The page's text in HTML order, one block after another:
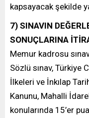
kapsayacak şekilde
7) SINAVIN
SONUÇLARINA
Memur kadrosu
Sözlü sınav, Türkiye
İlkeleri ve İnkılap
Kanunu, Mahalli
konularında 15’er